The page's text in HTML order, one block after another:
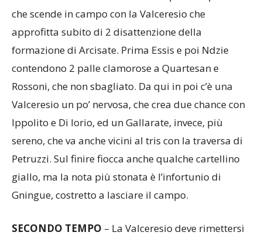
che scende in campo con la Valceresio che
approfitta subito di 2 disattenzione della
formazione di Arcisate. Prima Essis e poi Ndzie
contendono 2 palle clamorose a Quartesan e
Rossoni, che non sbagliato. Da qui in poi c’è una
Valceresio un po’ nervosa, che crea due chance con
Ippolito e Di Iorio, ed un Gallarate, invece, più
sereno, che va anche vicini al tris con la traversa di
Petruzzi. Sul finire fiocca anche qualche cartellino
giallo, ma la nota più stonata è l’infortunio di
Gningue, costretto a lasciare il campo.
SECONDO TEMPO – La Valceresio deve rimettersi